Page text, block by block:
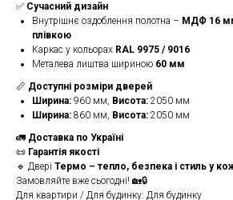
✅ Сучасний дизайн
Внутрішнє оздоблення полотна – МДФ 16
плівкою
Каркас у кольорах RAL 9975 / 9016
Металева лиштва шириною 60 мм
📏 Доступні розміри дверей
Ширина: 960 мм, Висота: 2050 мм
Ширина: 860 мм, Висота: 2050 мм
🚛 Доставка по Україні
📜 Гарантія якості
🔹 Двері Термо – тепло, безпека і стиль у
Замовляйте вже сьогодні! 🏡🔒
Для квартири / Для будинку: Для будинку